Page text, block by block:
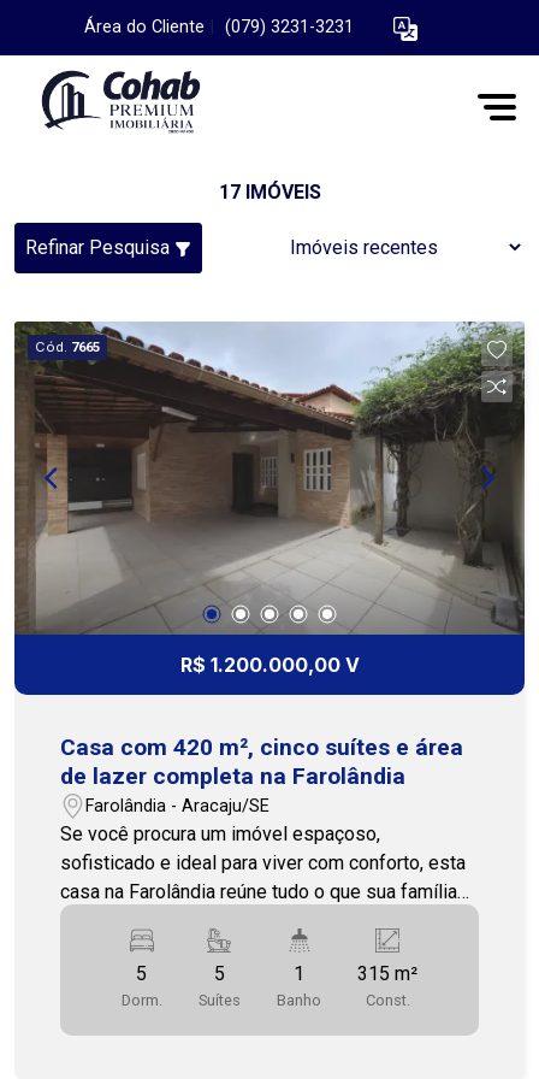
Área do Cliente (079) 3231-3231
17 IMÓVEIS
Refinar Pesquisa
Cód. 7665
R$ 1.200.000,00 V
Casa com 420 m², cinco suítes e área
de lazer completa na Farolândia
Farolândia - Aracaju/SE
Se você procura um imóvel espaçoso,
sofisticado e ideal para viver com conforto, esta
casa na Farolândia reúne tudo o que sua família
precisa. Localizada em uma das regiões mais
valorizadas da cidade, oferece fácil acesso às
principais avenidas, universidades,
supermercados, farmácias, escolas, restaurantes
e diversos serviços. Com 420 m² de área total, o
5
Dorm.
5
Suítes
1
Banho
315 m²
Const.